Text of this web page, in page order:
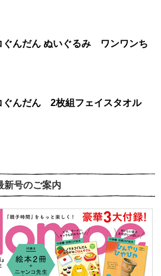
ぐんだん ぬいぐるみ ワンワンち
ぐんだん 2枚組フェイスタオル
新号のご案内